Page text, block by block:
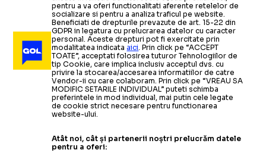
pentru a va oferi functionalitati aferente retelelor de
socializare si pentru a analiza traficul pe website.
Beneficiati de drepturile prevazute de art. 15-22 din
GDPR in legatura cu prelucrarea datelor cu caracter
personal. Aceste drepturi pot fi exercitate prin
modalitatea indicataaici. Prin click pe “ACCEPT
TOATE”, acceptati folosirea tuturor Tehnologiilor de
tip Cookie, care implica inclusiv acceptul dvs. cu
privire la stocarea/accesarea informatiilor de catre
Vendor-ii cu care colaboram. Prin click pe “VREAU SA
MODIFIC SETARILE INDIVIDUAL” puteti schimba
preferintele in mod individual, mai putin cele legate
de cookie strict necesare pentru functionarea
website-ului.
Atât noi, cât și partenerii noștri prelucrăm datele
pentru a oferi: